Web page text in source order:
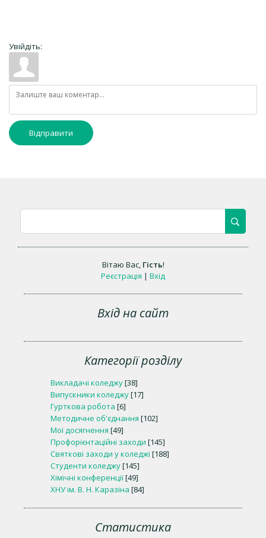
Увійдіть:
Відправити
Вітаю Вас, Гість!
Реєстрація | Вхід
Вхід на сайт
Категорії розділу
Викладачі коледжу[38]
Випускники коледжу[17]
Гурткова робота [6]
Методичне об'єднання [102]
Мої досягнення [49]
Профорієнтаційні заходи [145]
Святкові заходи у коледжі [188]
Студенти коледжу[145]
Хімічні конференції[49]
ХНУ ім. В. Н. Каразіна [84]
Статистика